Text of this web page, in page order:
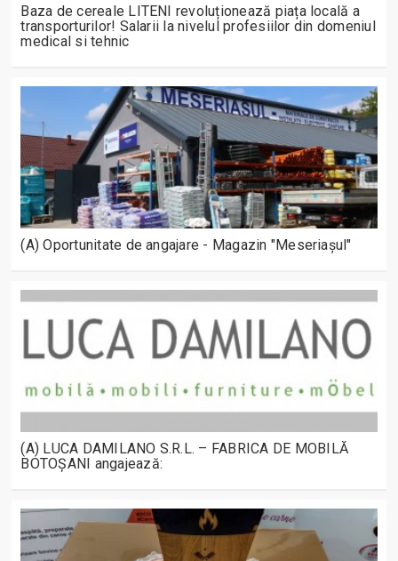
Baza de cereale LITENI revoluționează piața locală a
transporturilor! Salarii la nivelul profesiilor din domeniul
medical si tehnic
(A) Oportunitate de angajare - Magazin "Meseriașul"
(A) LUCA DAMILANO S.R.L. – FABRICA DE MOBILĂ
BOTOȘANI angajează: